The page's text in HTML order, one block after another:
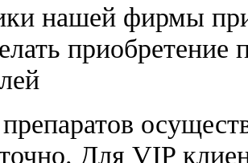
нашей фирмы
приобретение
препаратов
Для VIP